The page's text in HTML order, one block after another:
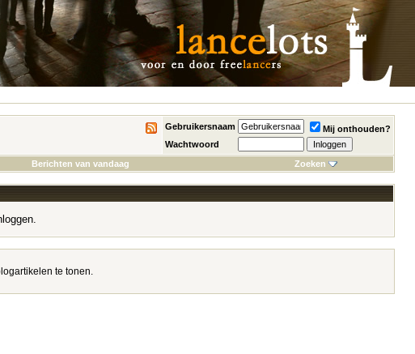
Gebruikersnaam
Mij onthouden?
Wachtwoord
Berichten van vandaag Zoeken
te tonen.